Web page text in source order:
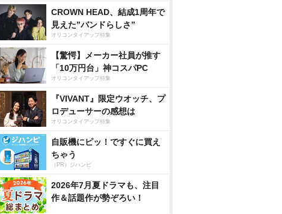
CROWN HEAD、結成1周年で
見えた”バンドらしさ”
オリコンタイアップ特集
【驚愕】メーカー社員が推す
「10万円台」神コスパPC
オリコンタイアップ特集
『VIVANT』限定ウオッチ、プ
ロデューサーの感想は
オリコンタイアップ特集
自販機にピッ！ですぐに買え
ちゃう
（PR）ジハンピ
2026年7月夏ドラマも、注目
作＆話題作が勢ぞろい！